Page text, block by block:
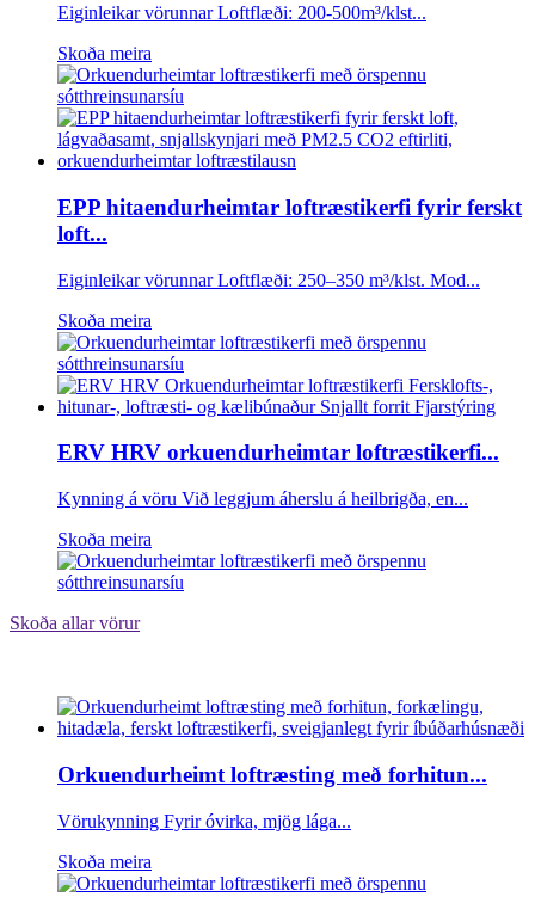
Eiginleikar vörunnar Loftflæði: 200-500m³/klst...
Skoða meira
EPP hitaendurheimtar loftræstikerfi fyrir ferskt
loft...
Eiginleikar vörunnar Loftflæði: 250–350 m³/klst. Mod...
Skoða meira
ERV HRV orkuendurheimtar loftræstikerfi...
Kynning á vöru Við leggjum áherslu á heilbrigða, en...
Skoða meira
Skoða allar vörur
Orkuendurheimt loftræsting með forhitun...
Vörukynning Fyrir óvirka, mjög lága...
Skoða meira